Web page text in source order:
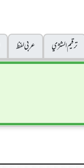
ترقيم الشژي عربی لفظ